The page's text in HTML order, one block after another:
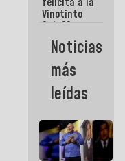
de
Maiquetía
Vinotinto
Sub 20
campeona
frente
México Sub
23 en los
Centroamericanos
Noticias
más
leídas